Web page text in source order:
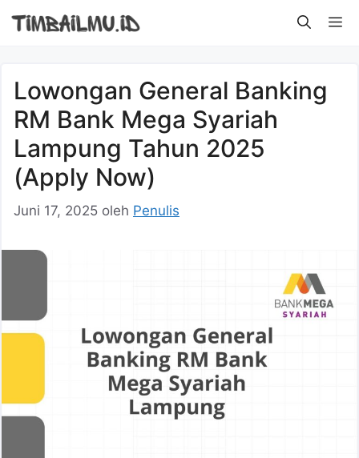
Lowongan General Banking
RM Bank Mega Syariah
Lampung Tahun 2025
(Apply Now)
Juni 17, 2025 oleh Penulis